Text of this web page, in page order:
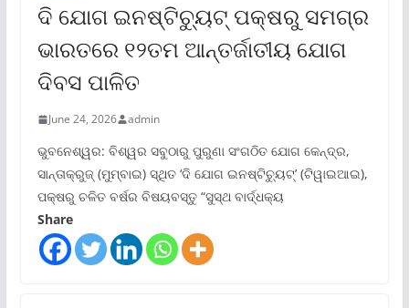
ଦି ଯୋଗ ଇନଷ୍ଟିଚ୍ୟୁଟ୍ ପକ୍ଷରୁ ସମଗ୍ର
ଭାରତରେ ୧୨ତମ ଆନ୍ତର୍ଜାତୀୟ ଯୋଗ
ଦିବସ ପାଳିତ
June 24, 2026 admin
ଭୁବନେଶ୍ୱର: ବିଶ୍ୱର ସବୁଠାରୁ ପୁରୁଣା ସଂଗଠିତ ଯୋଗ କେନ୍ଦ୍ର,
ସାନ୍ତାକ୍ରୁଜ୍ (ମୁମ୍ବାଇ) ସ୍ଥିତ ‘ଦି ଯୋଗ ଇନଷ୍ଟିଚ୍ୟୁଟ୍‌’ (ଟିୱାଇଆଇ),
ପକ୍ଷରୁ ଚଳିତ ବର୍ଷର ବିଷୟବସ୍ତୁ “ସୁସ୍ଥ ବାର୍ଦ୍ଧକ୍ୟ
Share